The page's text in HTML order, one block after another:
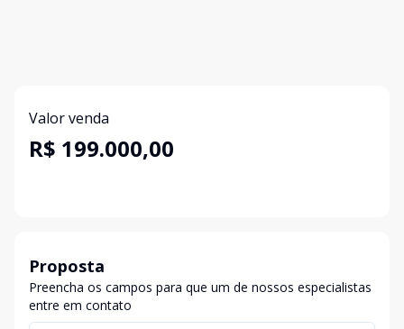
Valor venda
R$ 199.000,00
Proposta
Preencha os campos para que um de nossos especialistas
entre em contato